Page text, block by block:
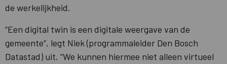
de werkelijkheid.
“Een digital twin is een digitale weergave van de
gemeente”, legt Niek (programmaleider Den Bosch
Datastad) uit. “We kunnen hiermee niet alleen virtueel